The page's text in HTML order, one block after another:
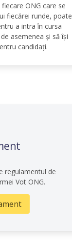
ONG care se
fiecărei runde, poate
a intra în cursa
asemenea și să își
candidați.
regulamentul de
Vot ONG.